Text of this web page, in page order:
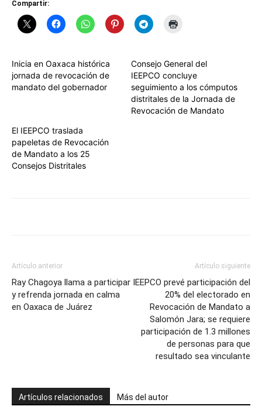
Compartir:
Inicia en Oaxaca histórica
jornada de revocación de
mandato del gobernador
Consejo General del
IEEPCO concluye
seguimiento a los cómputos
distritales de la Jornada de
Revocación de Mandato
El IEEPCO traslada
papeletas de Revocación
de Mandato a los 25
Consejos Distritales
Artículo anterior
Ray Chagoya llama a participar
y refrenda jornada en calma
en Oaxaca de Juárez
Artículo siguiente
IEEPCO prevé participación del
20% del electorado en
Revocación de Mandato a
Salomón Jara; se requiere
participación de 1.3 millones
de personas para que
resultado sea vinculante
Artículos relacionados Más del autor